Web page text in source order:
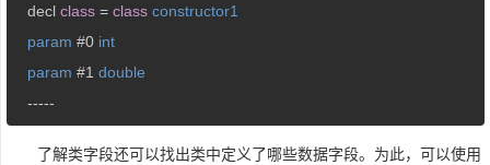
   decl
class = class constructor1
param #0 int
param #1 double
   -----
了解类字段还可以找出类中定义了哪些数据字段。为此，可以使用